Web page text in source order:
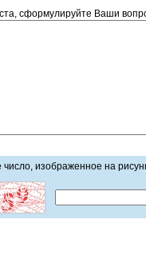
сформулируйте Ваши
число, изображенное на